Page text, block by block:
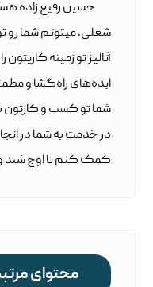
حسین رفیع زاده
شغلی. میتونم شما رو تو
آنالیز تو زمینه
ایده‌های راه‌گشا و
شما تو کسب و کارتون
در خدمت به شما در
کمک کنم تا اوج شید و
محتوای